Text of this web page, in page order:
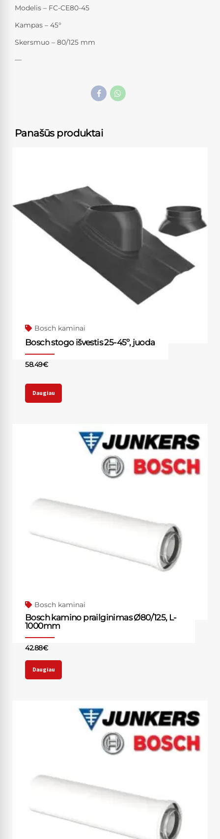
Modelis – FC-CE80-45
Kampas – 45°
Skersmuo – 80/125 mm
—
Panašūs produktai
Bosch kaminai
Bosch stogo išvestis 25-45º, juoda
58.49€
Daugiau
Bosch kaminai
Bosch kamino prailginimas Ø80/125, L-
1000mm
42.88€
Daugiau